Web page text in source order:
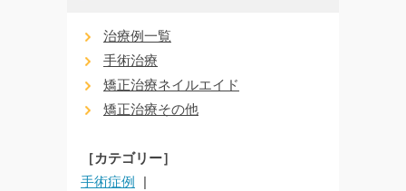
治療例一覧
手術治療
矯正治療ネイルエイド
矯正治療その他
［カテゴリー］
手術症例